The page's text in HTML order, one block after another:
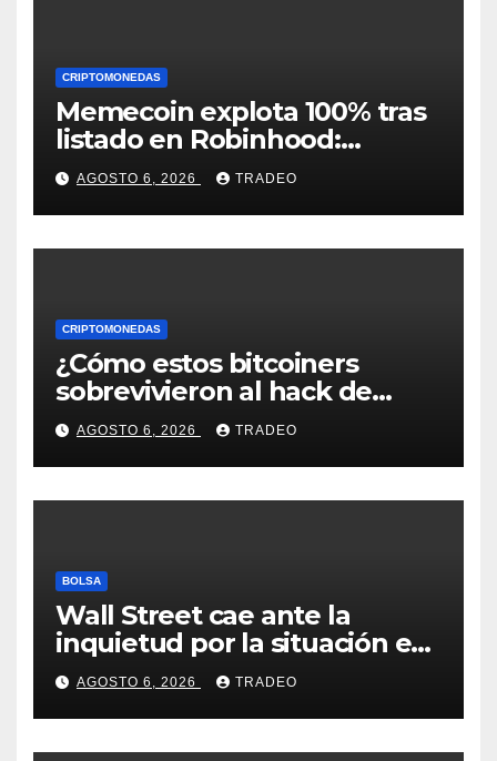
CRIPTOMONEDAS
Memecoin explota 100% tras
listado en Robinhood:
conoce los detalles
AGOSTO 6, 2026 TRADEO
CRIPTOMONEDAS
¿Cómo estos bitcoiners
sobrevivieron al hack de
Coldcard? Un analista
comparte consejos clave
AGOSTO 6, 2026 TRADEO
BOLSA
Wall Street cae ante la
inquietud por la situación en
Ormuz
AGOSTO 6, 2026 TRADEO